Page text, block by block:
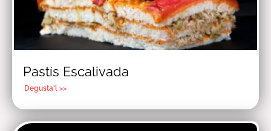
Pastís Escalivada
Degusta'l >>